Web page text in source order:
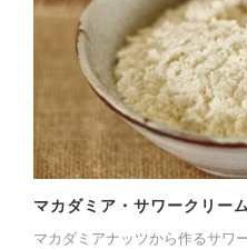
マカダミア・サワークリーム
マカダミアナッツから作るサワ